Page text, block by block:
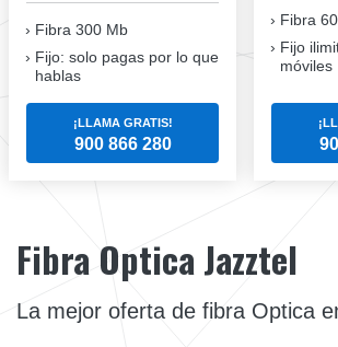
Fibra 300 Mb
Fijo: solo pagas por lo que
hablas
¡LLAMA GRATIS!
900 866 280
Fibra
Fijo
móviles
Fibra Optica Jazztel
La mejor oferta de fibra Optica